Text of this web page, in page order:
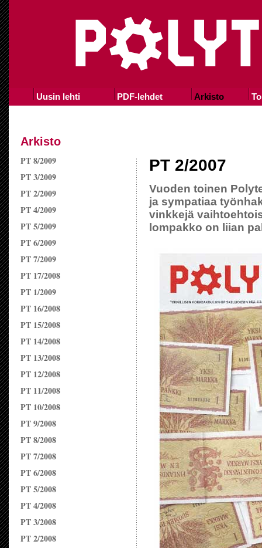
Uusin lehti PDF-lehdet Arkisto
Arkisto
PT 8/2009
PT 3/2009
PT 2/2009
PT 4/2009
PT 5/2009
PT 6/2009
PT 7/2009
PT 17/2008
PT 1/2009
PT 16/2008
PT 15/2008
PT 14/2008
PT 13/2008
PT 12/2008
PT 11/2008
PT 10/2008
PT 9/2008
PT 8/2008
PT 7/2008
PT 6/2008
PT 5/2008
PT 4/2008
PT 3/2008
PT 2/2008
PT 2/2007
Vuoden toinen
ja sympatiaa
vinkkejä
lompakko on liian